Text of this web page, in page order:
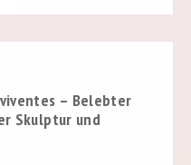
– Belebter
Skulptur und